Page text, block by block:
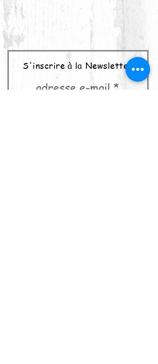
S'inscrire à la Newsletter
adresse e-mail